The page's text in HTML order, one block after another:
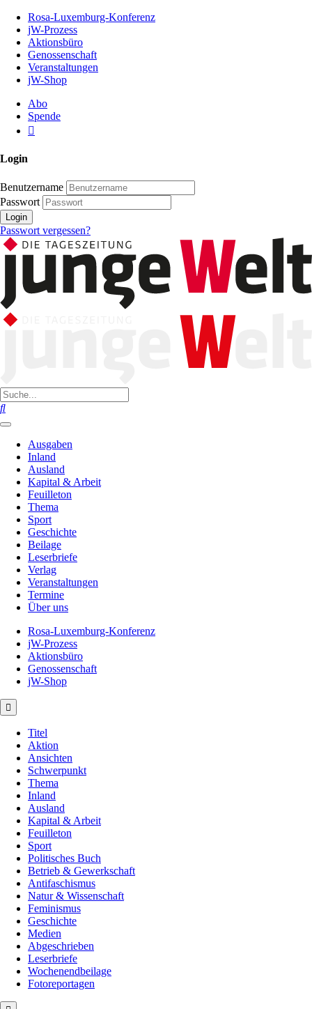
Inhalt
Seite
Rosa-Luxemburg-Konferenz
jW-Prozess
Aktionsbüro
Genossenschaft
Veranstaltungen
jW-Shop
Abo
Spende
Login
Benutzername
Passwort
Login
Passwort vergessen?
Ausgaben
Inland
Ausland
Kapital & Arbeit
Feuilleton
Thema
Sport
Geschichte
Beilage
Leserbriefe
Verlag
Veranstaltungen
Termine
Über uns
Rosa-Luxemburg-Konferenz
jW-Prozess
Aktionsbüro
Genossenschaft
jW-Shop
Titel
Aktion
Ansichten
Schwerpunkt
Thema
Inland
Ausland
Kapital & Arbeit
Feuilleton
Sport
Politisches Buch
Betrieb & Gewerkschaft
Antifaschismus
Natur & Wissenschaft
Feminismus
Geschichte
Medien
Abgeschrieben
Leserbriefe
Wochenendbeilage
Fotoreportagen